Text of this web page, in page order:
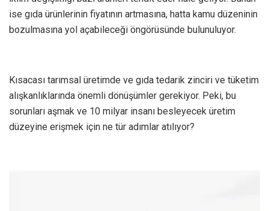
ise gıda ürünlerinin fiyatının artmasına, hatta kamu düzeninin
bozulmasına yol açabileceği öngörüsünde bulunuluyor.
Kısacası tarımsal üretimde ve gıda tedarik zinciri ve tüketim
alışkanlıklarında önemli dönüşümler gerekiyor. Peki, bu
sorunları aşmak ve 10 milyar insanı besleyecek üretim
düzeyine erişmek için ne tür adımlar atılıyor?